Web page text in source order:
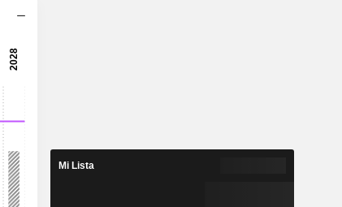
14,4x
2,27 %
19,16
Mi Lista